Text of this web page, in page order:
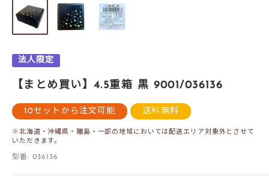
法人限定
【まとめ買い】4.5重箱 黒 9001/036136
10セットから注文可能 送料無料
※北海道・沖縄県・離島・一部の地域においては配送エリア対象外とさせて
いただきます。
型番: 036136